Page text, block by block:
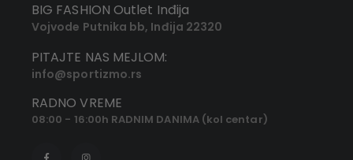
BIG FASHION Outlet Inđija
Vojvode Putnika bb, Inđija 22320
PITAJTE NAS MEJLOM:
info@sportizmo.rs
RADNO VREME
08:00 - 16:00h RADNIM DANIMA (kol centar)